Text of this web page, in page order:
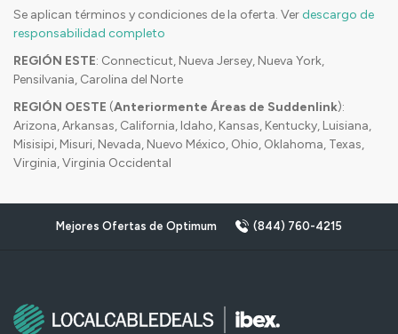
Se aplican términos y condiciones de la oferta. Verdescargo de
responsabilidad completo
REGIÓN ESTE: Connecticut, Nueva Jersey, Nueva York,
Pensilvania, Carolina del Norte
REGIÓN OESTE (Anteriormente Áreas de Suddenlink):
Arizona, Arkansas, California, Idaho, Kansas, Kentucky, Luisiana,
Misisipi, Misuri, Nevada, Nuevo México, Ohio, Oklahoma, Texas,
Virginia, Virginia Occidental
Mejores Ofertas de Optimum (844) 760-4215